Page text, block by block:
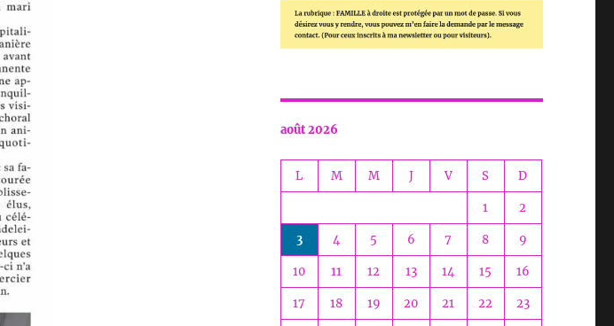
août 2026
L M M J V S D
1 2
3 4 5 6 7 8 9
10 11 12 13 14 15 16
17 18 19 20 21 22 23